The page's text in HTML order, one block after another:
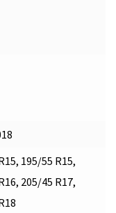
195/55 R15,
205/45 R17,